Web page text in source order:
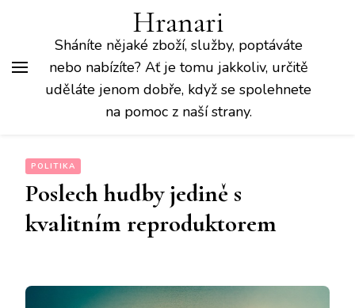
Hranari
Sháníte nějaké zboží, služby, poptáváte
nebo nabízíte? Ať je tomu jakkoliv, určitě
uděláte jenom dobře, když se spolehnete
na pomoc z naší strany.
POLITIKA
Poslech hudby jedině s
kvalitním reproduktorem